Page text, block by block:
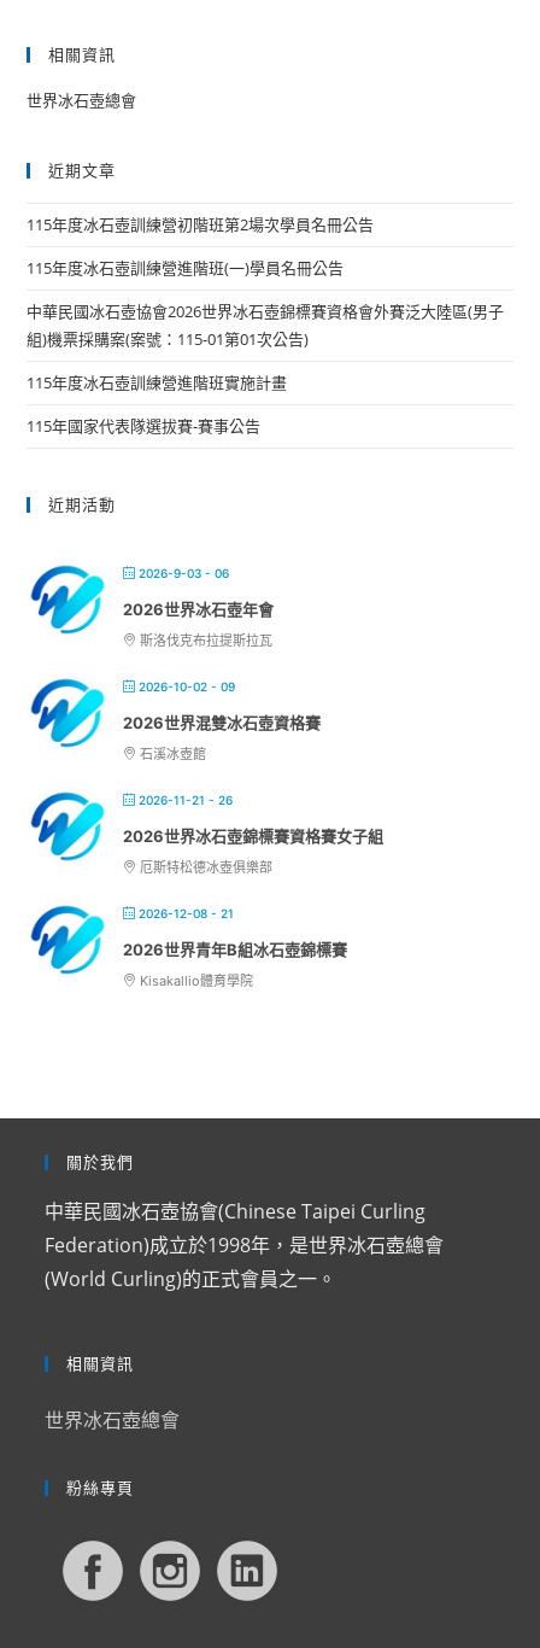
相關資訊
世界冰石壺總會
近期文章
115年度冰石壺訓練營初階班第2場次學員名冊公告
115年度冰石壺訓練營進階班(一)學員名冊公告
中華民國冰石壺協會2026世界冰石壺錦標賽資格會外賽泛大陸區(男子
組)機票採購案(案號：115-01第01次公告)
115年度冰石壺訓練營進階班實施計畫
115年國家代表隊選拔賽-賽事公告
近期活動
2026-9-03 - 06
2026世界冰石壺年會
斯洛伐克布拉提斯拉瓦
2026-10-02 - 09
2026世界混雙冰石壺資格賽
石溪冰壺館
2026-11-21 - 26
2026世界冰石壺錦標賽資格賽女子組
厄斯特松德冰壺俱樂部
2026-12-08 - 21
2026世界青年B組冰石壺錦標賽
Kisakallio體育學院
關於我們
中華民國冰石壺協會(Chinese Taipei Curling
Federation)成立於1998年，是世界冰石壺總會
(World Curling)的正式會員之一。
相關資訊
世界冰石壺總會
粉絲專頁